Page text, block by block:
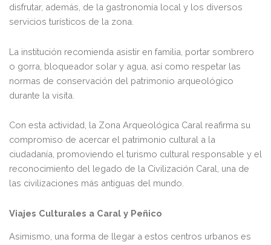
disfrutar, además, de la gastronomía local y los diversos
servicios turísticos de la zona.
La institución recomienda asistir en familia, portar sombrero
o gorra, bloqueador solar y agua, así como respetar las
normas de conservación del patrimonio arqueológico
durante la visita.
Con esta actividad, la Zona Arqueológica Caral reafirma su
compromiso de acercar el patrimonio cultural a la
ciudadanía, promoviendo el turismo cultural responsable y el
reconocimiento del legado de la Civilización Caral, una de
las civilizaciones más antiguas del mundo.
Viajes Culturales a Caral y Peñico
Asimismo, una forma de llegar a estos centros urbanos es